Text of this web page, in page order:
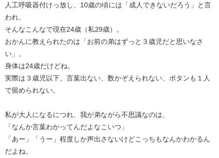
人工呼吸器付けっ放し、10歳の頃には「成人できないだろう」と言
われ、
そんなこんなで現在24歳（私29歳）。
おかんに教えられたのは「お前の弟はずっと３歳児だと思いなさ
い」。
身体は24歳だけどね。
実際は３歳児以下。言葉出ない、数かぞえられない、ボタンも１人
で留められない。
私が大人になるにつれ、我が弟ながら不思議なのは、
「なんか言葉わかってんだよなこいつ」
「あー」「うー」程度しか声出さないけどこっちもなんかわかるん
だよね。